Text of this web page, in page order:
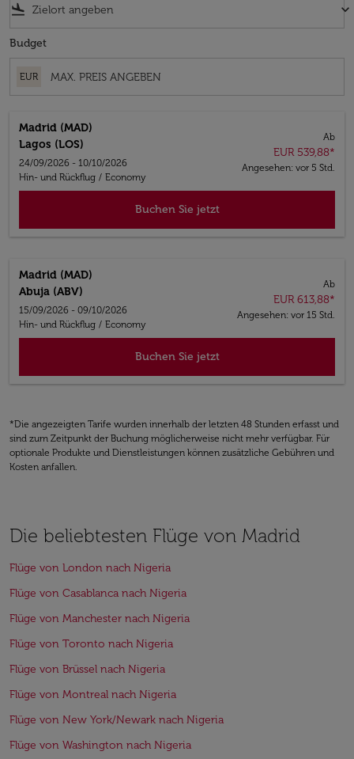
flight_land keyboard_arrow_down
Budget
EUR
Madrid (MAD)
Lagos (LOS)
24/09/2026 - 10/10/2026
Hin- und Rückflug / Economy
Ab
EUR 539,88*
Angesehen: vor 5 Std.
Buchen Sie jetzt
Madrid (MAD)
Abuja (ABV)
15/09/2026 - 09/10/2026
Hin- und Rückflug / Economy
Ab
EUR 613,88*
Angesehen: vor 15 Std.
Buchen Sie jetzt
*Die angezeigten Tarife wurden innerhalb der letzten 48 Stunden erfasst und
sind zum Zeitpunkt der Buchung möglicherweise nicht mehr verfügbar. Für
optionale Produkte und Dienstleistungen können zusätzliche Gebühren und
Kosten anfallen.
Die beliebtesten Flüge von Madrid
Flüge von London nach Nigeria
Flüge von Casablanca nach Nigeria
Flüge von Manchester nach Nigeria
Flüge von Toronto nach Nigeria
Flüge von Brüssel nach Nigeria
Flüge von Montreal nach Nigeria
Flüge von New York/Newark nach Nigeria
Flüge von Washington nach Nigeria